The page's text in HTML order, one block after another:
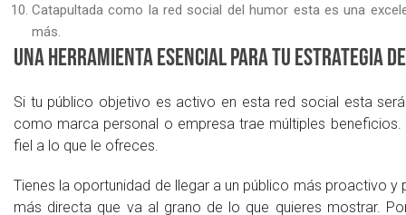
Catapultada como la red social del humor esta es una
más.
Una herramienta esencial para tu estrategia
Si tu público objetivo es activo en esta red social esta
como marca personal o empresa trae múltiples
fiel a lo que le ofreces.
Tienes la oportunidad de llegar a un público más proactivo
más directa que va al grano de lo que quieres mostrar.